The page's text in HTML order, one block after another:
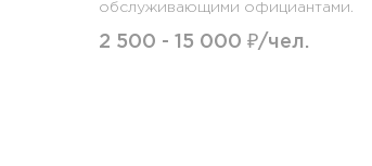
обслуживающими официантами.
2 500 - 15 000 ₽/чел.